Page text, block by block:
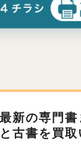
新の専門書
古書を買取